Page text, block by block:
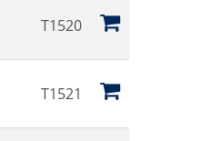
T1520
T1521